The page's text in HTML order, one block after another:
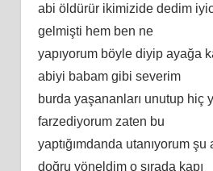
abi öldürür ikimizide dedim
gelmişti hem ben ne
yapıyorum böyle diyip ayağa
abiyi babam gibi severim
burda yaşananları unutup hiç
farzediyorum zaten bu
yaptığımdanda utanıyorum şu
doğru yöneldim o sırada kapı